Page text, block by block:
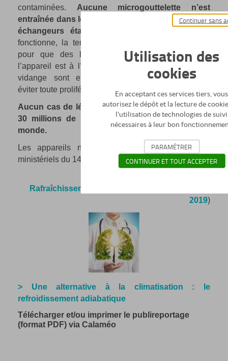
contaminées. Aucune microgouttelette n’est
entraînée dans le flux d’air, la vitesse à travers les
échangeurs étant trop faible
fonctionne, la température de l’eau est trop basse
pour que des bactéries se développent. Quand
l’appareil est à l’arrêt, des cycles de rinçage et de
vidange sont enclenchés automatiquement pour
éviter toute prolifération.
Aucun cas de légionellose n’a été imputable aux
30 millions de rafraîchisseurs installés dans le
monde.
Les appareils ne sont pas soumis aux arrêtés
ministériels du 14 décembre 2013.
Rafraîchissement d’air par évaporation // Juillet
2019)
> Une alternative à la climatisation : le
refroidissement adiabatique
Télécharger et/ou imprimer le publireportage
(format PDF) via Calaméo
Utilisation des
cookies
En acceptant ces services tiers, vous
autorisez le dépôt et la lecture de
l'utilisation de technologies de suivi
nécessaires à leur bon
Continuer sans
PARAMÉTRER
CONTINUER ET TOUT ACCEPTER